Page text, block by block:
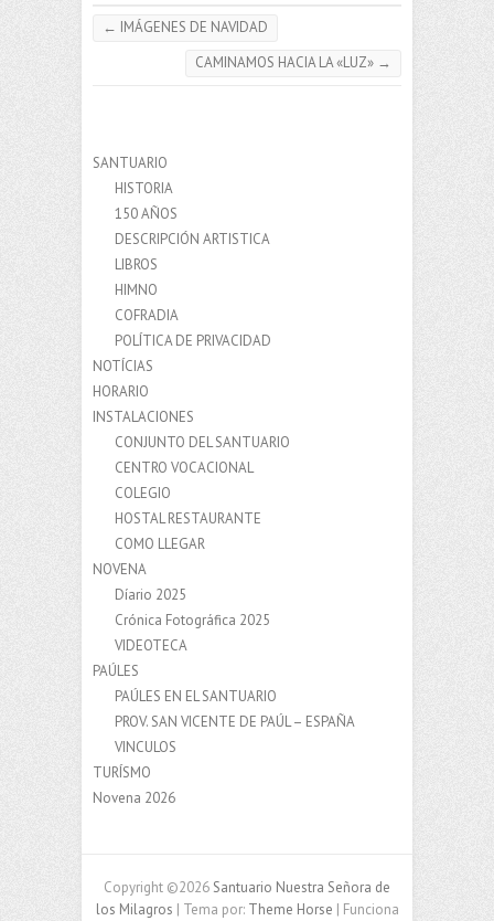
← IMÁGENES DE NAVIDAD
CAMINAMOS HACIA LA «LUZ» →
SANTUARIO
HISTORIA
150 AÑOS
DESCRIPCIÓN ARTISTICA
LIBROS
HIMNO
COFRADIA
POLÍTICA DE PRIVACIDAD
NOTÍCIAS
HORARIO
INSTALACIONES
CONJUNTO DEL SANTUARIO
CENTRO VOCACIONAL
COLEGIO
HOSTAL RESTAURANTE
COMO LLEGAR
NOVENA
Díario 2025
Crónica Fotográfica 2025
VIDEOTECA
PAÚLES
PAÚLES EN EL SANTUARIO
PROV. SAN VICENTE DE PAÚL – ESPAÑA
VINCULOS
TURÍSMO
Novena 2026
Copyright ©2026 Santuario Nuestra Señora de
los Milagros | Tema por: Theme Horse | Funciona